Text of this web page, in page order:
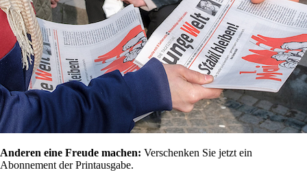
Anderen eine Freude machen: Verschenken Sie jetzt ein
Abonnement der Printausgabe.